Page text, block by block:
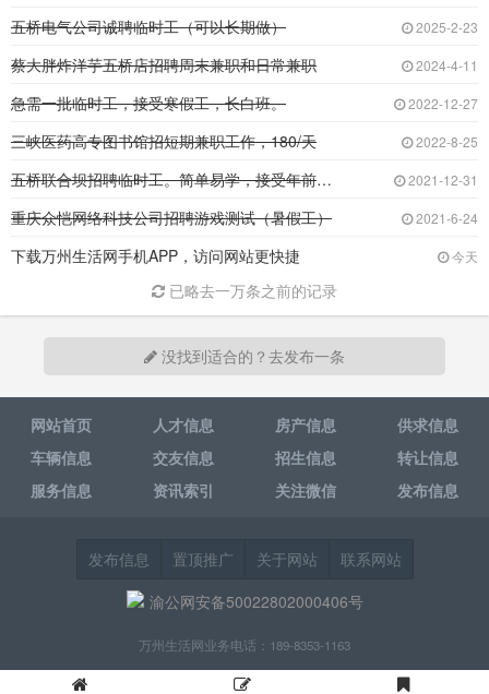
五桥电气公司诚聘临时工（可以长期做） 2025-2-23
蔡大胖炸洋芋五桥店招聘周末兼职和日常兼职 2024-4-11
急需一批临时工，接受寒假工，长白班。 2022-12-27
三峡医药高专图书馆招短期兼职工作，180/天 2022-8-25
五桥联合坝招聘临时工。简单易学，接受年前短期 2021-12-31
重庆众恺网络科技公司招聘游戏测试（暑假工） 2021-6-24
下载万州生活网手机APP，访问网站更快捷 今天
已略去一万条之前的记录
没找到适合的？去发布一条
网站首页 人才信息 房产信息
供求信息
车辆信息
交友信息 招生信息
转让信息
服务信息
资讯索引 关注微信 发布信息
发布信息 置顶推广 关于网站
联系网站
渝公网安备50022802000406号
万州生活网业务电话：189-8353-1163